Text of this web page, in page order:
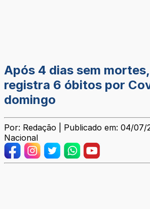
Após 4 dias sem
registra 6 óbitos por
domingo
Por: Redação | Publicado em: 04/07/
Nacional